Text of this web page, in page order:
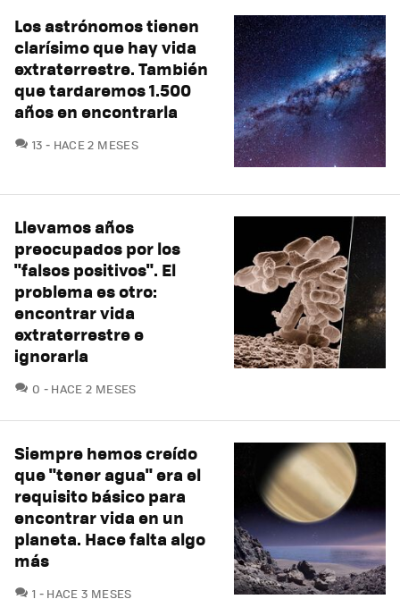
Los astrónomos tienen
clarísimo que hay vida
extraterrestre. También
que tardaremos 1.500
años en encontrarla
13 COMENTARIOS
HACE 2 MESES
Llevamos años
preocupados por los
"falsos positivos". El
problema es otro:
encontrar vida
extraterrestre e
ignorarla
0 COMENTARIOS
HACE 2 MESES
Siempre hemos creído
que "tener agua" era el
requisito básico para
encontrar vida en un
planeta. Hace falta algo
más
1 COMENTARIOS
HACE 3 MESES